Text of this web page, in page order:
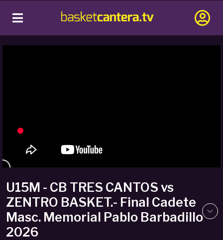
U15M - CB TRES CANTOS vs
ZENTRO BASKET.- Final Cadete
Masc. Memorial Pablo Barbadillo
2026